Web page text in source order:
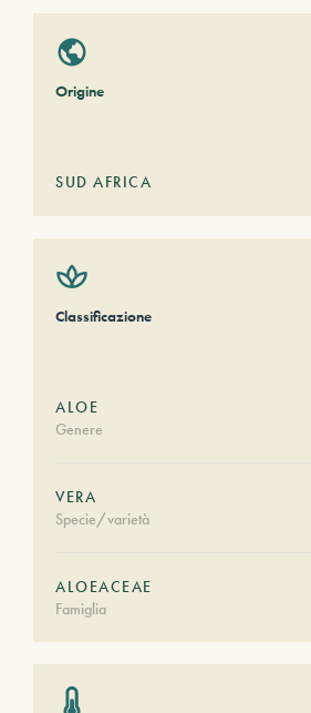
Origine
SUD AFRICA
Classificazione
ALOE
Genere
VERA
Specie/varietà
ALOEACEAE
Famiglia